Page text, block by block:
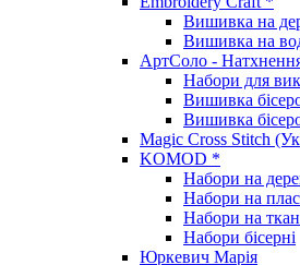
Вишивка на
Вишивка на
АртСоло -
Набори для
Вишивка
Вишивка
Magic Cross Stitch
KOMOD *
Набори на
Набори на
Набори на
Набори бісерні
Юркевич Марія